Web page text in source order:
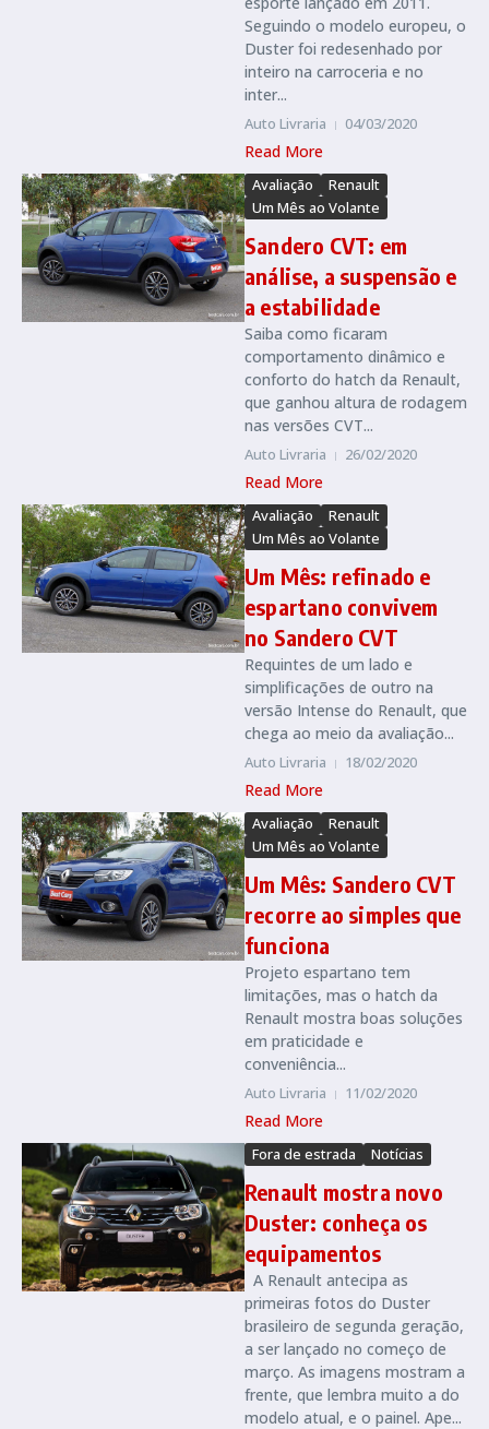
Seguindo o modelo europeu, o
Duster foi redesenhado por
inteiro na carroceria e no
inter...
Auto Livraria 04/03/2020
Read More
Avaliação
Renault
Um Mês ao Volante
Sandero CVT: em
análise, a suspensão e
a estabilidade
Saiba como ficaram
comportamento dinâmico e
conforto do hatch da Renault,
que ganhou altura de rodagem
nas versões CVT...
Auto Livraria 26/02/2020
Read More
Avaliação
Renault
Um Mês ao Volante
Um Mês: refinado e
espartano convivem
no Sandero CVT
Requintes de um lado e
simplificações de outro na
versão Intense do Renault, que
chega ao meio da avaliação...
Auto Livraria 18/02/2020
Read More
Avaliação
Renault
Um Mês ao Volante
Um Mês: Sandero CVT
recorre ao simples que
funciona
Projeto espartano tem
limitações, mas o hatch da
Renault mostra boas soluções
em praticidade e
conveniência...
Auto Livraria 11/02/2020
Read More
Fora de estrada Notícias
Renault mostra novo
Duster: conheça os
equipamentos
A Renault antecipa as
primeiras fotos do Duster
brasileiro de segunda geração,
a ser lançado no começo de
março. As imagens mostram a
frente, que lembra muito a do
modelo atual, e o painel. Ape...